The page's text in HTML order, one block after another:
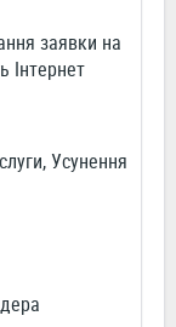
заявки на
Інтернет
Усунення